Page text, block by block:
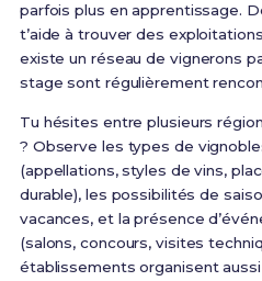
parfois plus en apprentissage.
t’aide à trouver des exploitations
existe un réseau de vignerons
stage sont régulièrement
Tu hésites entre plusieurs
? Observe les types de
(appellations, styles de vins,
durable), les possibilités de
vacances, et la présence
(salons, concours, visites
établissements organisent